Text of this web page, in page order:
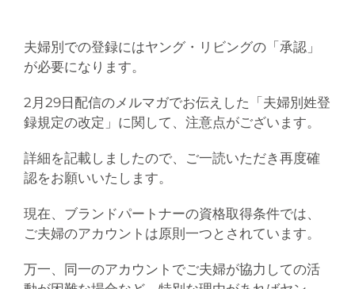
夫婦別での登録にはヤング・リビングの「承認」
が必要になります。
2月29日配信のメルマガでお伝えした「夫婦別姓登
録規定の改定」に関して、注意点がございます。
詳細を記載しましたので、ご一読いただき再度確
認をお願いいたします。
現在、ブランドパートナーの資格取得条件では、
ご夫婦のアカウントは原則一つとされています。
万一、同一のアカウントでご夫婦が協力しての活